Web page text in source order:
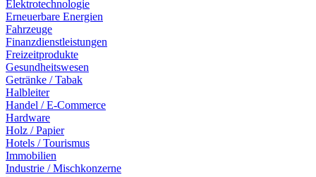
Elektrotechnologie
Erneuerbare Energien
Fahrzeuge
Finanzdienstleistungen
Freizeitprodukte
Gesundheitswesen
Getränke / Tabak
Halbleiter
Handel / E-Commerce
Hardware
Holz / Papier
Hotels / Tourismus
Immobilien
Industrie / Mischkonzerne